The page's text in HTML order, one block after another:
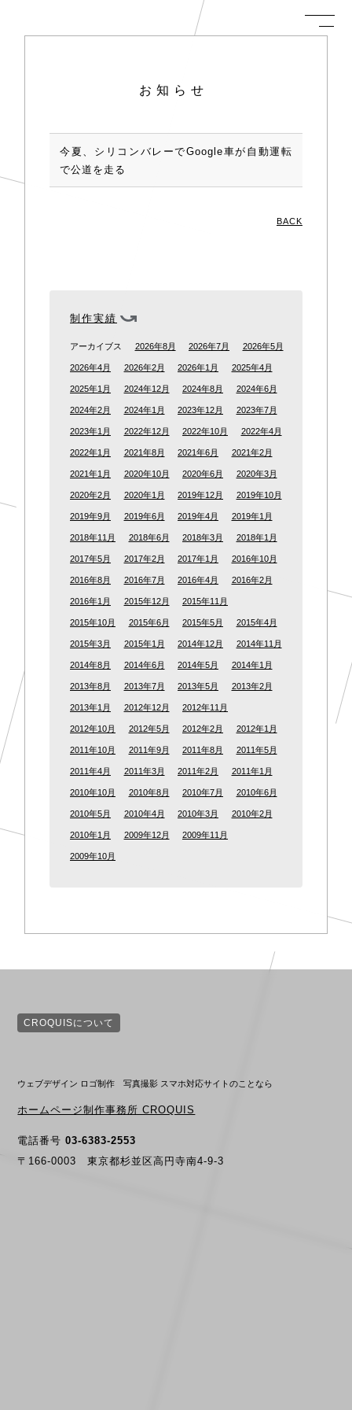
お知らせ
今夏、シリコンバレーでGoogle車が自動運転
で公道を走る
BACK
制作実績
アーカイブス 2026年8月 2026年7月 2026年5月
2026年4月 2026年2月 2026年1月 2025年4月
2025年1月 2024年12月 2024年8月 2024年6月
2024年2月 2024年1月 2023年12月 2023年7月
2023年1月 2022年12月 2022年10月 2022年4月
2022年1月 2021年8月 2021年6月 2021年2月
2021年1月 2020年10月 2020年6月 2020年3月
2020年2月 2020年1月 2019年12月 2019年10月
2019年9月 2019年6月 2019年4月 2019年1月
2018年11月 2018年6月 2018年3月 2018年1月
2017年5月 2017年2月 2017年1月 2016年10月
2016年8月 2016年7月 2016年4月 2016年2月
2016年1月 2015年12月 2015年11月
2015年10月 2015年6月 2015年5月 2015年4月
2015年3月 2015年1月 2014年12月 2014年11月
2014年8月 2014年6月 2014年5月 2014年1月
2013年8月 2013年7月 2013年5月 2013年2月
2013年1月 2012年12月 2012年11月
2012年10月 2012年5月 2012年2月 2012年1月
2011年10月 2011年9月 2011年8月 2011年5月
2011年4月 2011年3月 2011年2月 2011年1月
2010年10月 2010年8月 2010年7月 2010年6月
2010年5月 2010年4月 2010年3月 2010年2月
2010年1月 2009年12月 2009年11月
2009年10月
CROQUISについて
ウェブデザイン ロゴ制作 写真撮影 スマホ対応サイトのことなら
ホームページ制作事務所 CROQUIS
電話番号03-6383-2553
〒166-0003 東京都杉並区高円寺南4-9-3